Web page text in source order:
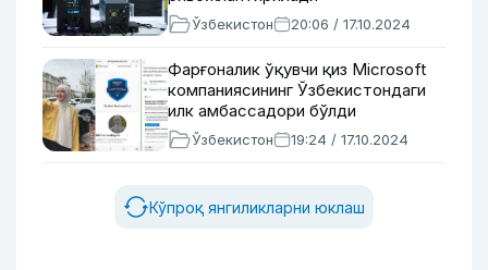
Ўзбекистон 20:06 / 17.10.2024
Фарғоналик ўқувчи қиз Microsoft
компаниясининг Ўзбекистондаги
илк амбассадори бўлди
Ўзбекистон 19:24 / 17.10.2024
Кўпроқ янгиликларни юклаш